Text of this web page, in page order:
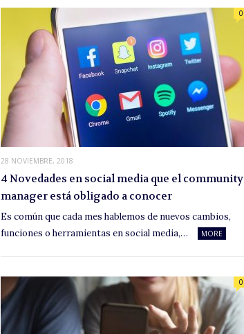
28 NOVIEMBRE, 2018
0
4 Novedades en social media que el community
manager está obligado a conocer
Es común que cada mes hablemos de nuevos cambios,
funciones o herramientas en social media,…
MORE
0